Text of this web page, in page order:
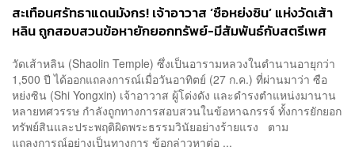
สะเทือนศรัทธาแดนมังกร! เจ้าอาวาส ‘ซือหย่งซิน’ แห่งวัดเส้า
หลิน ถูกสอบสวนข้อหายักยอกทรัพย์-มีสัมพันธ์กับสตรีเพศ
วัดเส้าหลิน (Shaolin Temple) ซึ่งเป็นอารามหลวงในตำนานอายุกว่า
1,500 ปี ได้ออกแถลงการณ์เมื่อวันอาทิตย์ (27 ก.ค.) ที่ผ่านมาว่า ซือ
หย่งซิน (Shi Yongxin) เจ้าอาวาส ผู้โด่งดัง และดำรงตำแหน่งมานาน
หลายทศวรรษ กำลังถูกทางการสอบสวนในข้อหาฉกรรจ์ ทั้งการยักยอก
ทรัพย์สินและประพฤติผิดพระธรรมวินัยอย่างร้ายแรง ตาม
แถลงการณ์อย่างเป็นทางการ ข้อกล่าวหาต่อ ...